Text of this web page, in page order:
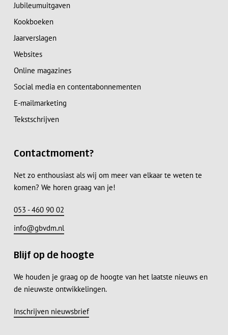
Subtotaal:
Jubileumuitgaven
Kookboeken
Jaarverslagen
Websites
Online magazines
Social media en contentabonnementen
E-mailmarketing
Tekstschrijven
Contactmoment?
Net zo enthousiast als wij om meer van elkaar te weten te
komen? We horen graag van je!
053 - 460 90 02
info@gbvdm.nl
Blijf op de hoogte
We houden je graag op de hoogte van het laatste nieuws en
de nieuwste ontwikkelingen.
Inschrijven nieuwsbrief